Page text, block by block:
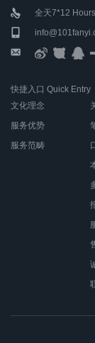
全天7*12
快捷入口 Quick Entry
文化理念
服务优势
服务范畴